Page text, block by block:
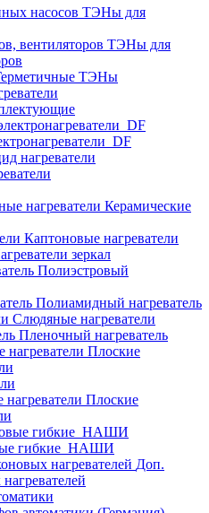
ТЭНы для
ТЭНы для
ТЭНы
нагреватели
Керамические
Каптоновые нагреватели
зеркал
Полиэстровый
Полиамидный нагреватель
Слюдяные нагреватели
Пленочный нагреватель
Плоские
Плоские
гибкие_НАШИ
Доп.